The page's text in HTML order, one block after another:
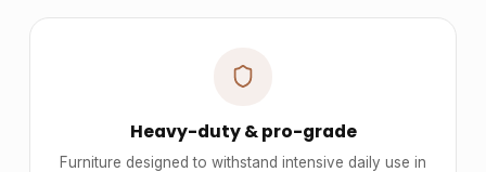
Heavy-duty & pro-grade
Furniture designed to withstand intensive daily use in